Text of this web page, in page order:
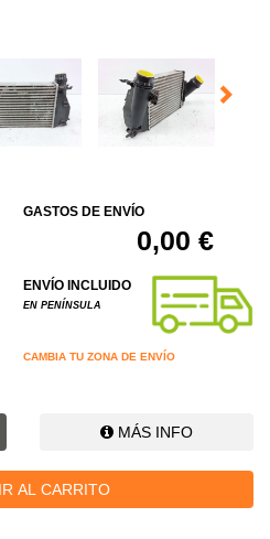
GASTOS DE ENVÍO
0,00 €
ENVÍO INCLUIDO
EN PENÍNSULA
CAMBIA TU ZONA DE ENVÍO
MÁS INFO
AL CARRITO